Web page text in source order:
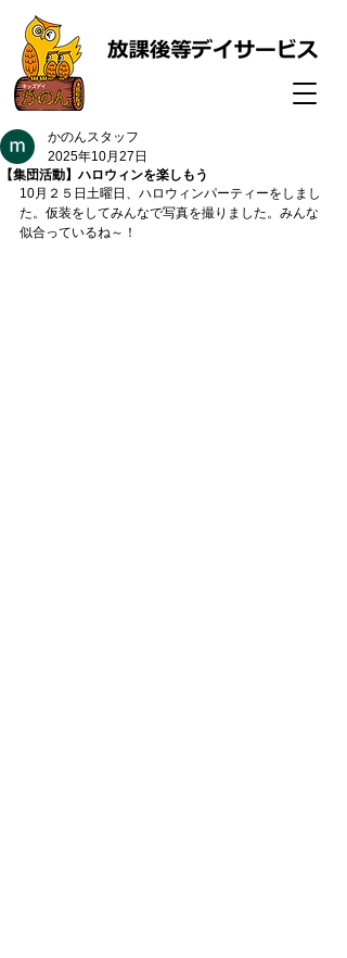
【集団活動】ハロウィンを楽しもう
かのんスタッフ
2025年10月27日
10月２５日土曜日、ハロウィンパーティーをしまし
た。仮装をしてみんなで写真を撮りました。みんな
似合っているね～！